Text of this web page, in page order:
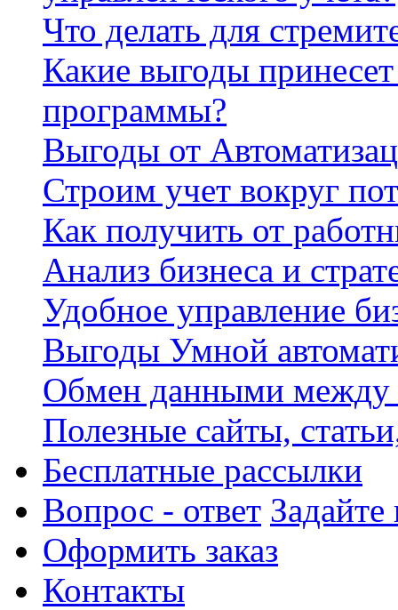
Что делать для
Какие выгоды
программы?
Выгоды от
Строим учет вокруг
Как получить от
Анализ бизнеса и
Удобное управление
Выгоды Умной
Обмен данными между
Полезные сайты,
Бесплатные рассылки
Вопрос - ответ
Оформить заказ
Контакты